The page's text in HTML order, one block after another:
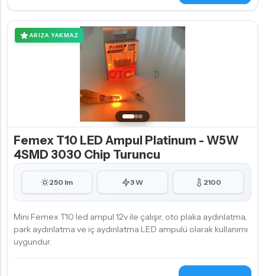
ARIZA YAKMAZ
Femex T10 LED Ampul Platinum - W5W
4SMD 3030 Chip Turuncu
250 lm 3 W 2100
Mini Femex T10 led ampul 12v ile çalışır, oto plaka aydınlatma,
park aydınlatma ve iç aydınlatma LED ampulü olarak kullanımı
uygundur.